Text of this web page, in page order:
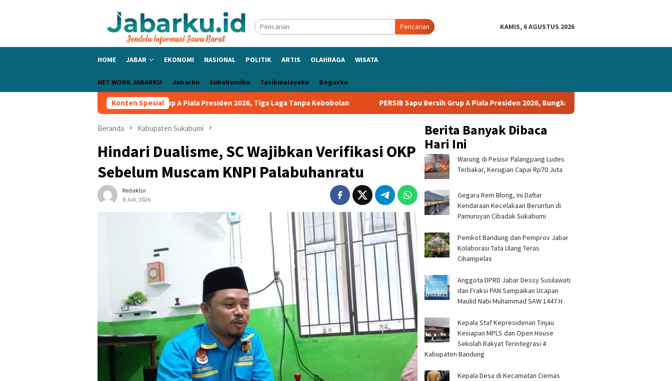
Pencarian KAMIS, 6 AGUSTUS 2026
HOME JABAR EKONOMI NASIONAL POLITIK ARTIS OLAHRAGA WISATA
NET WORK JABARKU Jabarku Sukabumiku Tasikmalayaku Bogorku
Konten Spesial
PERSIB Sapu Bersih Grup A Piala Presiden 2026, Tiga Laga Tanpa Kebobolan PERSIB Sapu Bersih Grup A Piala Presiden 2026, Bungkam Tampines Rovers 1-0 dan Lolos ke Semifinal
Beranda Kabupaten Sukabumi
Hindari Dualisme, SC Wajibkan Verifikasi OKP
Sebelum Muscam KNPI Palabuhanratu
Redaktur
8 Juli, 2026
Berita Banyak Dibaca
Hari Ini
Warung di Pesisir Palangpang Ludes
Terbakar, Kerugian Capai Rp70 Juta
Gegara Rem Blong, Ini Daftar
Kendaraan Kecelakaan Beruntun di
Pamuruyan Cibadak Sukabumi
Pemkot Bandung dan Pemprov Jabar
Kolaborasi Tata Ulang Teras
Cihampelas
Anggota DPRD Jabar Dessy Susilawati
dan Fraksi PAN Sampaikan Ucapan
Maulid Nabi Muhammad SAW 1447 H
Kepala Staf Kepresidenan Tinjau
Kesiapan MPLS dan Open House
Sekolah Rakyat Terintegrasi 4
Kabupaten Bandung
Kepala Desa di Kecamatan Ciemas